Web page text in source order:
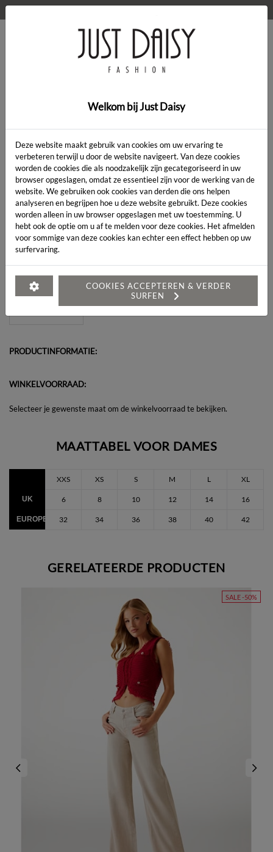
> Kleding
Artikelcode:
LENGTE:*
MAAT:*
Heeft u een vraag over dit artikel?
PRODUCTINFORMATIE:
WINKELVOORRAAD:
Selecteer je gewenste maat om de winkelvoorraad te bekijken.
MAATTABEL VOOR DAMES
XXS XS S M L XL
UK 6 8 10 12 14 16
EUROPEES 32 34 36 38 40 42
GERELATEERDE PRODUCTEN
SALE -50%
Welkom bij Just Daisy
Deze website maakt gebruik van cookies om uw ervaring te
verbeteren terwijl u door de website navigeert. Van deze cookies
worden de cookies die als noodzakelijk zijn gecategoriseerd in uw
browser opgeslagen, omdat ze essentieel zijn voor de werking van de
website. We gebruiken ook cookies van derden die ons helpen
analyseren en begrijpen hoe u deze website gebruikt. Deze cookies
worden alleen in uw browser opgeslagen met uw toestemming. U
hebt ook de optie om u af te melden voor deze cookies. Het afmelden
voor sommige van deze cookies kan echter een effect hebben op uw
surfervaring.
COOKIES ACCEPTEREN & VERDER
SURFEN